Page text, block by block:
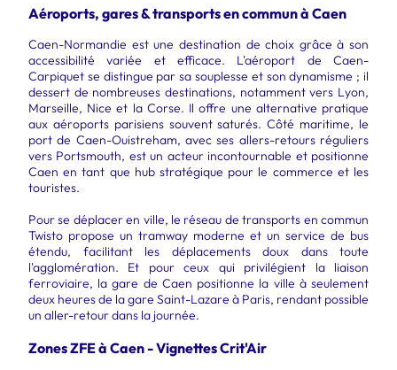
Aéroports, gares & transports en commun à Caen
Caen-Normandie est une destination de choix grâce à son
accessibilité variée et efficace. L'aéroport de Caen-
Carpiquet se distingue par sa souplesse et son dynamisme ; il
dessert de nombreuses destinations, notamment vers Lyon,
Marseille, Nice et la Corse. Il offre une alternative pratique
aux aéroports parisiens souvent saturés. Côté maritime, le
port de Caen-Ouistreham, avec ses allers-retours réguliers
vers Portsmouth, est un acteur incontournable et positionne
Caen en tant que hub stratégique pour le commerce et les
touristes.
Pour se déplacer en ville, le réseau de transports en commun
Twisto propose un tramway moderne et un service de bus
étendu, facilitant les déplacements doux dans toute
l'agglomération. Et pour ceux qui privilégient la liaison
ferroviaire, la gare de Caen positionne la ville à seulement
deux heures de la gare Saint-Lazare à Paris, rendant possible
un aller-retour dans la journée.
Zones ZFE à Caen - Vignettes Crit'Air